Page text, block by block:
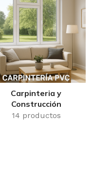
Carpinteria y
Construcción
14 productos